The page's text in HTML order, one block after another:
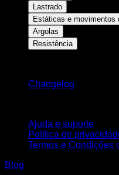
Lastrado
Estáticas e movimentos
Argolas
Resistência
Changelog
Ajuda e suporte
Política de
Termos e Condições
Blog